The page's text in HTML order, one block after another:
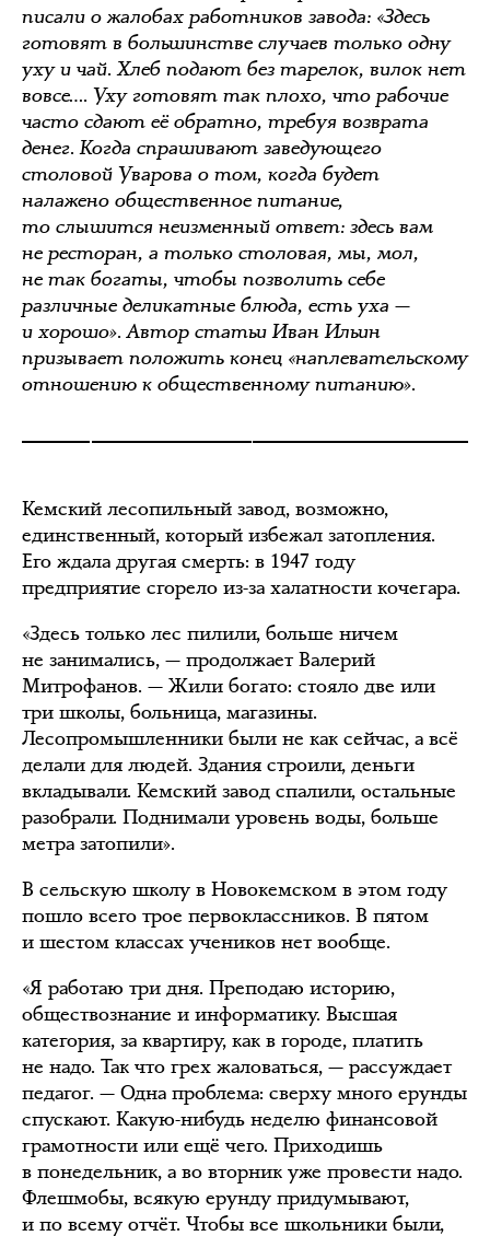
писали о жалобах работников завода: «Здесь
готовят в большинстве случаев только одну
уху и чай. Хлеб подают без тарелок, вилок нет
вовсе…. Уху готовят так плохо, что рабочие
часто сдают её обратно, требуя возврата
денег. Когда спрашивают заведующего
столовой Уварова о том, когда будет
налажено общественное питание,
то слышится неизменный ответ: здесь вам
не ресторан, а только столовая, мы, мол,
не так богаты, чтобы позволить себе
различные деликатные блюда, есть уха —
и хорошо». Автор статьи Иван Ильин
призывает положить конец «наплевательскому
отношению к общественному питанию».
Кемский лесопильный завод, возможно,
единственный, который избежал затопления.
Его ждала другая смерть: в 1947 году
предприятие сгорело из-за халатности кочегара.
«Здесь только лес пилили, больше ничем
не занимались, — продолжает Валерий
Митрофанов. — Жили богато: стояло две или
три школы, больница, магазины.
Лесопромышленники были не как сейчас, а всё
делали для людей. Здания строили, деньги
вкладывали. Кемский завод спалили, остальные
разобрали. Поднимали уровень воды, больше
метра затопили».
В сельскую школу в Новокемском в этом году
пошло всего трое первоклассников. В пятом
и шестом классах учеников нет вообще.
«Я работаю три дня. Преподаю историю,
обществознание и информатику. Высшая
категория, за квартиру, как в городе, платить
не надо. Так что грех жаловаться, — рассуждает
педагог. — Одна проблема: сверху много ерунды
спускают. Какую-нибудь неделю финансовой
грамотности или ещё чего. Приходишь
в понедельник, а во вторник уже провести надо.
Флешмобы, всякую ерунду придумывают,
и по всему отчёт. Чтобы все школьники были,